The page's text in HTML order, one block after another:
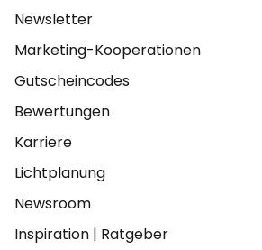
Newsletter
Marketing-Kooperationen
Gutscheincodes
Bewertungen
Karriere
Lichtplanung
Newsroom
Inspiration | Ratgeber